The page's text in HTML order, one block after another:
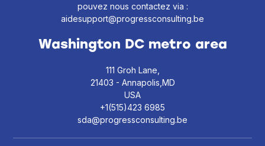
pouvez nous contactez via :
aidesupport@progressconsulting.be
Washington DC metro area
111 Groh Lane,
21403 - Annapolis,MD
USA
+1(515)423 6985
sda@progressconsulting.be